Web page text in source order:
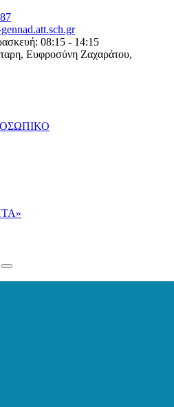
08:15 - 14:15
Ευφροσύνη Ζαχαράτου,